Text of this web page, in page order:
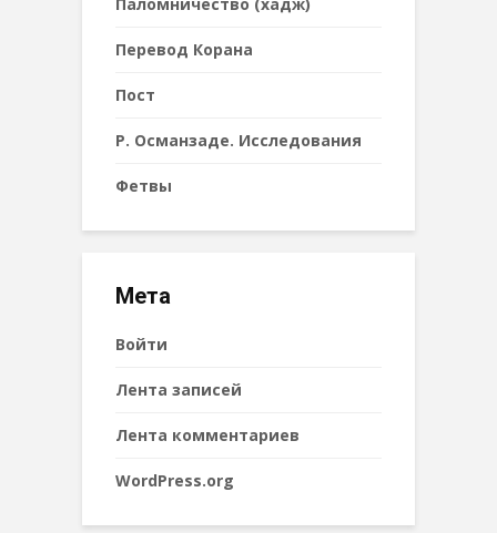
Перевод Корана
Пост
Р. Османзаде. Исследования
Фетвы
Мета
Войти
Лента записей
Лента комментариев
WordPress.org